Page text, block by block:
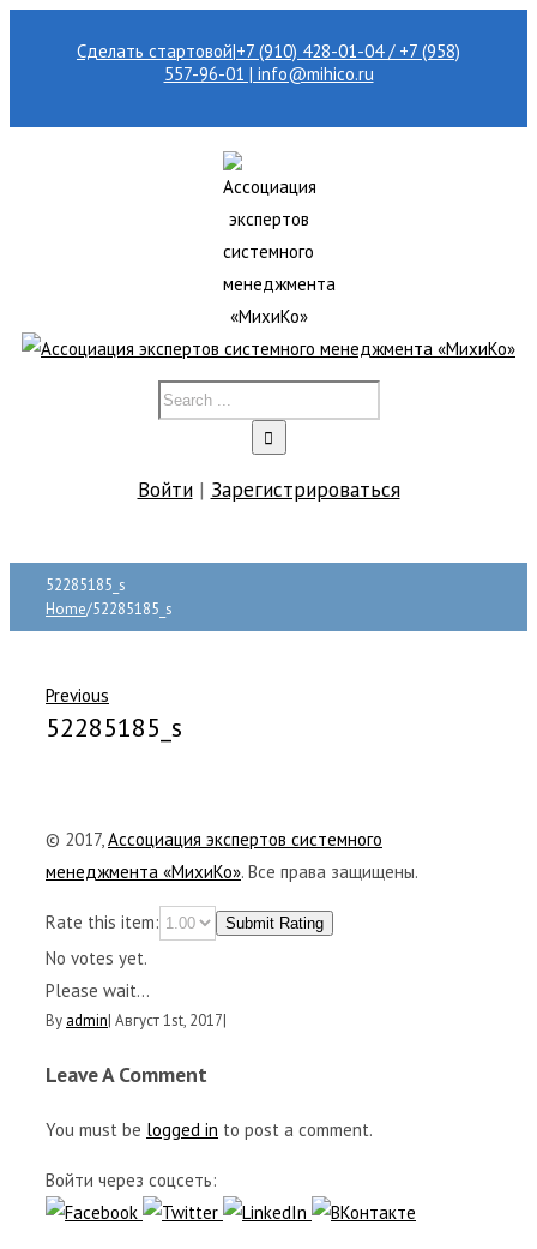
Сделать стартовой|+7 (910) 428-01-04 / +7 (958)
557-96-01 | info@mihico.ru
Войти| Зарегистрироваться
52285185_s
Home/52285185_s
Previous
52285185_s
© 2017,Ассоциация экспертов системного
менеджмента «МихиКо». Все права защищены.
Rate this item: Submit Rating
No votes yet.
Please wait...
By admin| Август 1st, 2017|
Leave A Comment
You must be logged in to post a comment.
Войти через соцсеть: